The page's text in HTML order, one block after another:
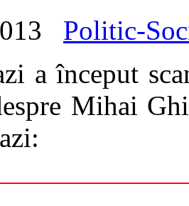
Politic-
a început
Mihai